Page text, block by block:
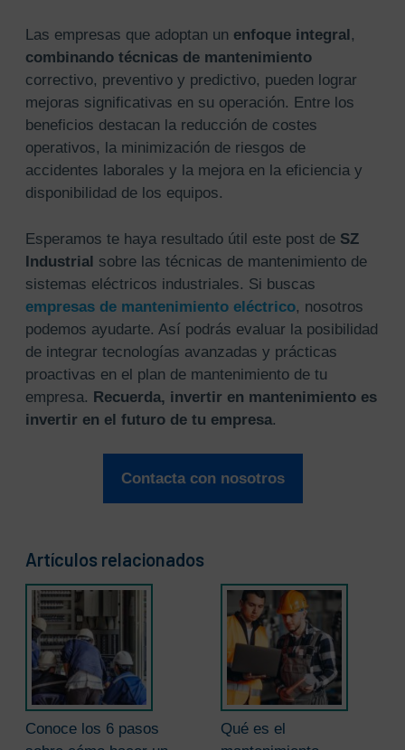
Las empresas que adoptan un enfoque integral ,
combinando técnicas de mantenimiento
correctivo, preventivo y predictivo, pueden lograr
mejoras significativas en su operación. Entre los
beneficios destacan la reducción de costes
operativos, la minimización de riesgos de
accidentes laborales y la mejora en la eficiencia y
disponibilidad de los equipos.
Esperamos te haya resultado útil este post de SZ
Industrial sobre las técnicas de mantenimiento de
sistemas eléctricos industriales. Si buscas
empresas de mantenimiento eléctrico, nosotros
podemos ayudarte. Así podrás evaluar la posibilidad
de integrar tecnologías avanzadas y prácticas
proactivas en el plan de mantenimiento de tu
empresa. Recuerda, invertir en mantenimiento es
invertir en el futuro de tu empresa.
Contacta con nosotros
Artículos relacionados
Conoce los 6 pasos
Qué es el